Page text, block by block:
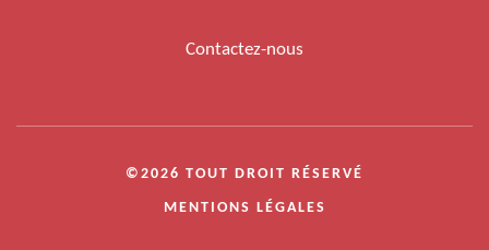
Contactez-nous
©2026 TOUT DROIT RÉSERVÉ
MENTIONS LÉGALES